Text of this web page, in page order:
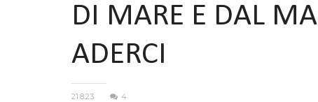
DI MARE E DAL
ADERCI
21.8.23 4